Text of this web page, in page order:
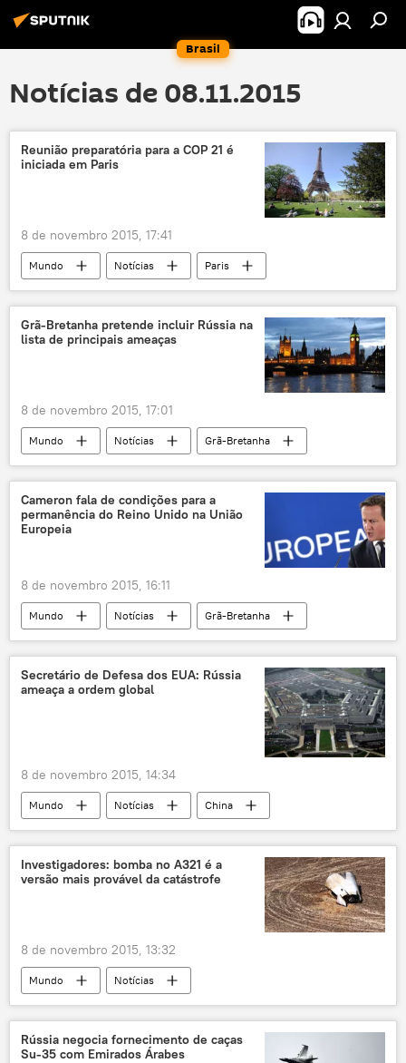
Brasil
Notícias de 08.11.2015
Reunião preparatória para a COP 21 é
iniciada em Paris
8 de novembro 2015, 17:41
Mundo Notícias
Paris
Laurent Fabius
Manuel Pulgar Vidal
COP 21
clima
clima global
meio ambiente
Grã-Bretanha pretende incluir Rússia na
lista de principais ameaças
8 de novembro 2015, 17:01
Mundo Notícias
Grã-Bretanha
Ucrânia
Síria
Donbass
David Cameron
Estado Islâmico
ebola
terrorismo Rússia
Cameron fala de condições para a
permanência do Reino Unido na União
Europeia
8 de novembro 2015, 16:11
Mundo Notícias
Grã-Bretanha
David Cameron
Donald Tusk
referendo
União Europeia
Secretário de Defesa dos EUA: Rússia
ameaça a ordem global
8 de novembro 2015, 14:34
Mundo Notícias
China
Síria
Ash Carter
armas nucleares
EUA
Rússia Defesa
Investigadores: bomba no A321 é a
versão mais provável da catástrofe
8 de novembro 2015, 13:32
Mundo
Notícias
Queda do A321 russo no Egito
Egito
Kogalymavia
acidente aéreo
Rússia negocia fornecimento de caças
Su-35 com Emirados Árabes